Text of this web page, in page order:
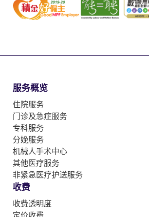
服务概览
住院服务
门诊及急症服务
专科服务
分娩服务
机械人手术中心
其他医疗服务
非紧急医疗护送服务
收费
收费透明度